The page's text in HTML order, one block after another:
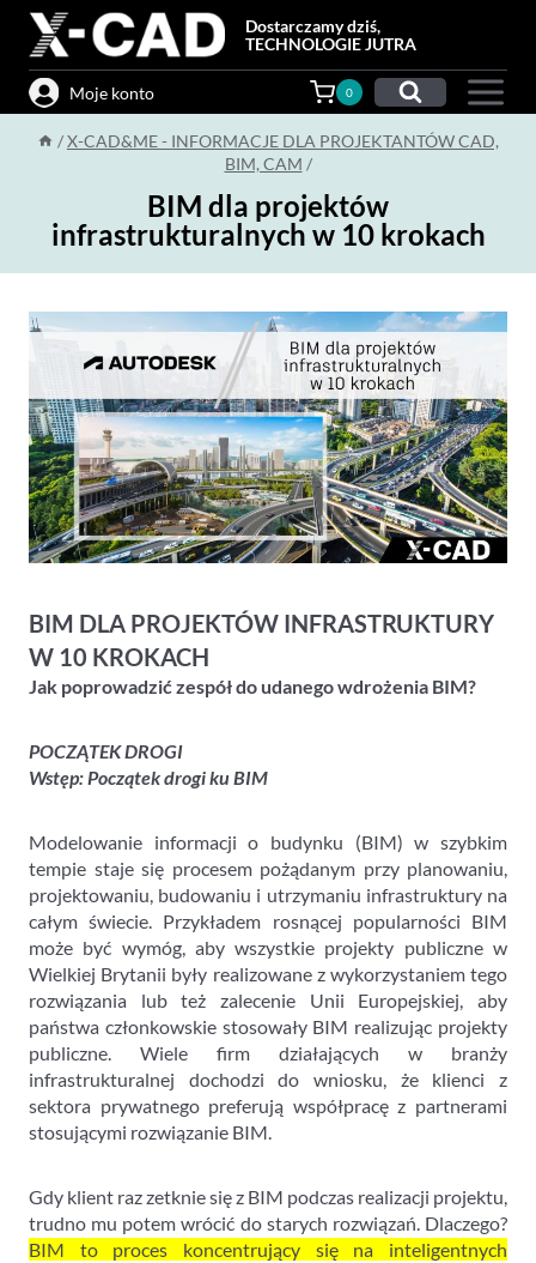
Przejdź
treści
Dostarczamy dziś,
TECHNOLOGIE JUTRA
Moje konto 0
/ X-CAD&ME - INFORMACJE DLA PROJEKTANTÓW CAD,
BIM, CAM /
BIM dla projektów
infrastrukturalnych w 10 krokach
BIM DLA PROJEKTÓW INFRASTRUKTURY
W 10 KROKACH
Jak poprowadzić zespół do udanego wdrożenia BIM?
POCZĄTEK DROGI
Wstęp: Początek drogi ku BIM
Modelowanie informacji o budynku (BIM) w szybkim
tempie staje się procesem pożądanym przy planowaniu,
projektowaniu, budowaniu i utrzymaniu infrastruktury na
całym świecie. Przykładem rosnącej popularności BIM
może być wymóg, aby wszystkie projekty publiczne w
Wielkiej Brytanii były realizowane z wykorzystaniem tego
rozwiązania lub też zalecenie Unii Europejskiej, aby
państwa członkowskie stosowały BIM realizując projekty
publiczne. Wiele firm działających w branży
infrastrukturalnej dochodzi do wniosku, że klienci z
sektora prywatnego preferują współpracę z partnerami
stosującymi rozwiązanie BIM.
Gdy klient raz zetknie się z BIM podczas realizacji projektu,
trudno mu potem wrócić do starych rozwiązań. Dlaczego?
BIM to proces koncentrujący się na inteligentnych